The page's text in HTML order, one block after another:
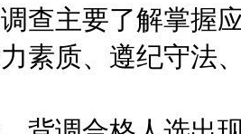
主要了解掌握应
素质、遵纪守法